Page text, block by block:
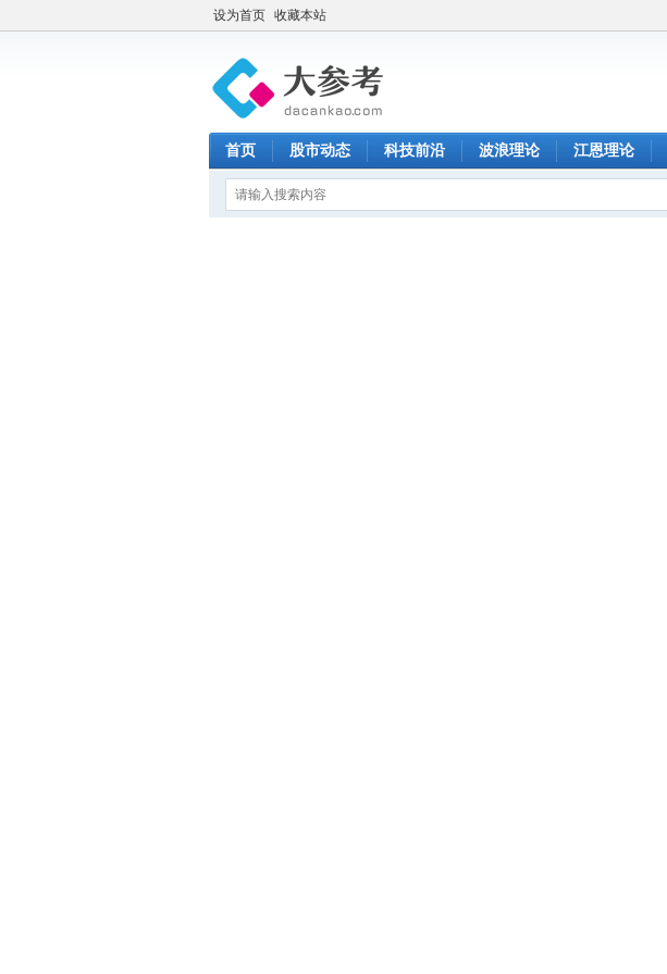
设为首页 收藏本站
首页 股市动态 科技前沿 波浪理论 江恩理论